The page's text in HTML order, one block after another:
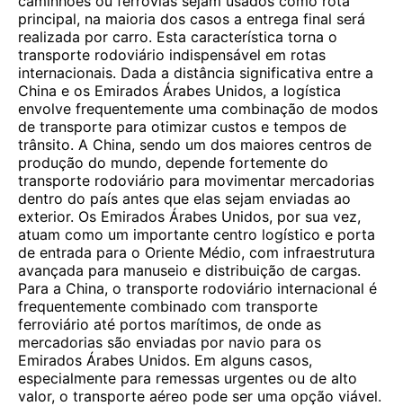
principal, na maioria dos casos a entrega final será
realizada por carro. Esta característica torna o
transporte rodoviário indispensável em rotas
internacionais. Dada a distância significativa entre a
China e os Emirados Árabes Unidos, a logística
envolve frequentemente uma combinação de modos
de transporte para otimizar custos e tempos de
trânsito. A China, sendo um dos maiores centros de
produção do mundo, depende fortemente do
transporte rodoviário para movimentar mercadorias
dentro do país antes que elas sejam enviadas ao
exterior. Os Emirados Árabes Unidos, por sua vez,
atuam como um importante centro logístico e porta
de entrada para o Oriente Médio, com infraestrutura
avançada para manuseio e distribuição de cargas.
Para a China, o transporte rodoviário internacional é
frequentemente combinado com transporte
ferroviário até portos marítimos, de onde as
mercadorias são enviadas por navio para os
Emirados Árabes Unidos. Em alguns casos,
especialmente para remessas urgentes ou de alto
valor, o transporte aéreo pode ser uma opção viável.